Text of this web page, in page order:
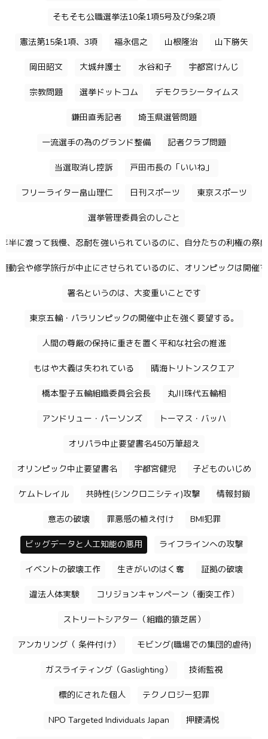
そもそも公職選挙法10条1項5号及び9条2項
憲法第15条1項、3項 福永信之 山根隆治 山下勝矢
岡田昭文 大城弁護士 水谷和子 宇都宮けんじ
宗教問題 選挙ドットコム デモクラシータイムス
鎌田直秀記者 埼玉県選管問題
一流選手の為のグランド整備 記者クラブ問題
当選取消し控訴 戸田市長の「いいね」
フリーライター畠山理仁 日刊スポーツ 東京スポーツ
選挙管理委員会のしごと
半に渡って我慢、忍耐を強いられているのに、自分たちの利権の祭
動会や修学旅行が中止にさせられているのに、オリンピックは開催
署名というのは、大変重いことです
東京五輪・パラリンピックの開催中止を強く要望する。
人間の尊厳の保持に重きを置く平和な社会の推進
もはや大義は失われている 晴海トリトンスクエア
橋本聖子五輪組織委員会会長 丸川珠代五輪相
アンドリュー・パーソンズ トーマス・バッハ
オリパラ中止要望書名450万筆超え
オリンピック中止要望書名 宇都宮健児 子どものいじめ
ケムトレイル 共時性(シンクロニシティ)攻撃 情報封鎖
意志の破壊 罪悪感の植え付け BMI犯罪
ビッグデータと人工知能の悪用 ライフラインへの攻撃
イベントの破壊工作 生きがいのはく奪 証拠の破壊
違法人体実験 コリジョンキャンペーン（衝突工作）
ストリートシアター（組織的猿芝居）
アンカリング（ 条件付け） モビング(職場での集団的虐待)
ガスライティング（Gaslighting） 技術監視
標的にされた個人 テクノロジー犯罪
NPO Targeted Individuals Japan 押腰清悦